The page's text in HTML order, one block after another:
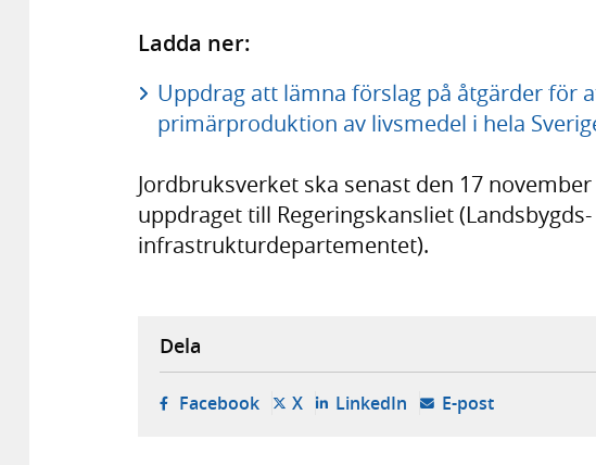
Ladda ner:
Uppdrag att lämna förslag på åtgärder för
primärproduktion av livsmedel i hela
Jordbruksverket ska senast den 17
uppdraget till Regeringskansliet
infrastrukturdepartementet).
Dela
Facebook- öppnas i ny flik, extern webbplats,
X- öppnas i ny flik, extern webbplats,
LinkedIn- öppnas i ny flik,
E-post- öppnar din